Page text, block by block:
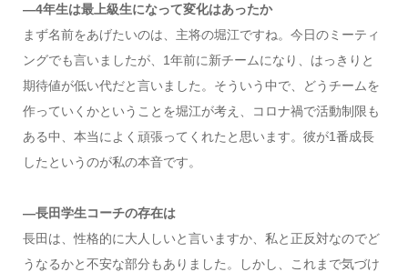
―4年生は最上級生になって変化はあったか
まず名前をあげたいのは、主将の堀江ですね。今日のミーティ
ングでも言いましたが、1年前に新チームになり、はっきりと
期待値が低い代だと言いました。そういう中で、どうチームを
作っていくかということを堀江が考え、コロナ禍で活動制限も
ある中、本当によく頑張ってくれたと思います。彼が1番成長
したというのが私の本音です。
―長田学生コーチの存在は
長田は、性格的に大人しいと言いますか、私と正反対なのでど
うなるかと不安な部分もありました。しかし、これまで気づけ